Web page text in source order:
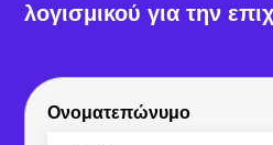
λογισμικού για την
Ονοματεπώνυμο